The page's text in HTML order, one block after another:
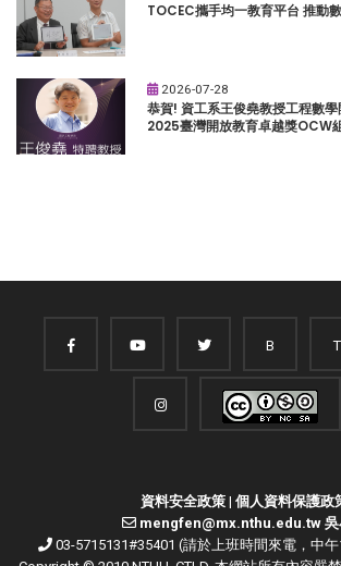
TOCEC攜手均一教育平台 推動
2026-07-28
恭賀! 資工系王俊堯教授工程數
2025臺灣開放教育卓越獎OCW
B T
資料安全政策| 個人資料保護政
mengfen@mx.nthu.edu.tw 吳
03-5715131#35401 (請於上班時間來電，中